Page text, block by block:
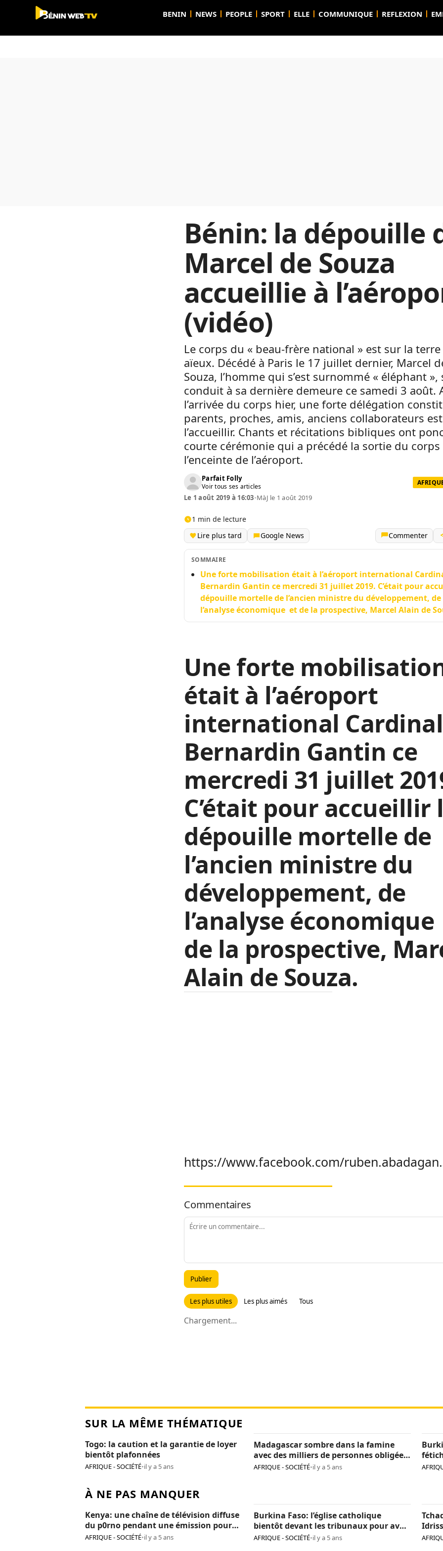
BENIN NEWS PEOPLE SPORT ELLE COMMUNIQUE REFLEXION
Bénin: la dépouille
Marcel de Souza
accueillie à
(vidéo)
Le corps du « beau-frère national » est sur la terre
aïeux. Décédé à Paris le 17 juillet dernier, Marcel
Souza, l’homme qui s’est surnommé « éléphant »,
conduit à sa dernière demeure ce samedi 3 août.
l’arrivée du corps hier, une forte délégation
parents, proches, amis, anciens collaborateurs
l’accueillir. Chants et récitations bibliques ont
courte cérémonie qui a précédé la sortie du corps
l’enceinte de l’aéroport.
Parfait Folly
Voir tous ses articles
Le 1 août 2019 à 16:03•MàJ le 1 août 2019
1 min de lecture
Lire plus tard
Google News Commenter
SOMMAIRE
Une forte mobilisation était à l’aéroport international
Bernardin Gantin ce mercredi 31 juillet 2019. C’était pour
dépouille mortelle de l’ancien ministre du développement, de
l’analyse économique et de la prospective, Marcel Alain de
Une forte
était à l’aéroport
international Cardinal
Bernardin Gantin ce
mercredi 31 juillet
C’était pour accueillir
dépouille mortelle de
l’ancien ministre du
développement, de
l’analyse
de la prospective,
Alain de Souza.
https://www.facebook.com/
Commentaires
Publier
Les plus utiles Les plus aimés Tous
Chargement...
SUR LA MÊME THÉMATIQUE
Togo: la caution et la garantie de loyer
bientôt plafonnées
AFRIQUE - SOCIÉTÉ•il y a 5 ans
Madagascar sombre dans la famine
avec des milliers de personnes obligées
de manger des criquets
AFRIQUE - SOCIÉTÉ•il y a 5 ans
À NE PAS MANQUER
Kenya: une chaîne de télévision diffuse
du p0rno pendant une émission pour
enfants
AFRIQUE - SOCIÉTÉ•il y a 5 ans
Burkina Faso: l’église catholique
bientôt devant les tribunaux pour avoir
incinéré des fétiches
AFRIQUE - SOCIÉTÉ•il y a 5 ans